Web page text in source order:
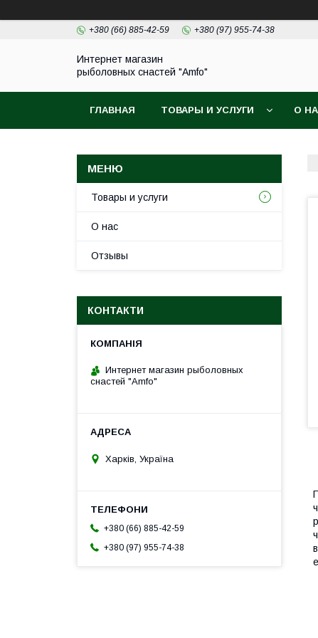
+380 (66) 885-42-59 +380 (97) 955-74-38
Интернет магазин
рыболовных снастей "Amfo"
ГЛАВНАЯ ТОВАРЫ И УСЛУГИ О
Товары и услуги
О нас
Отзывы
КОНТАКТИ
Интернет магазин рыболовных
снастей "Amfo"
Харків, Україна
+380 (66) 885-42-59
+380 (97) 955-74-38